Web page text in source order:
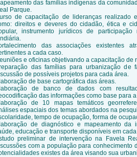
das famílias indígenas da
Parque.
de capacitação de lideranças realizado
direitos e deveres do cidadão, ética e
instrumento jurídicos de
das associações existentes
a cada caso.
e oficinas objetivando a capacitação de
das famílias para urbanização de
de possíveis projetos para cada área.
de base cartográfica das áreas.
de banco de dados com
das informações como base para
de 10 mapas temáticos
espaciais dos temas abordados na
tempo de ocupação, forma de
de diagnóstico e mapeamento da
educação e transporte disponíveis em
preliminar de intervenção na Favela
com a população para conhecimento
existes da área visando sua